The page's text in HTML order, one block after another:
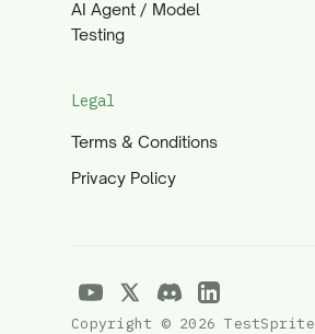
AI Agent / Model
Testing
Legal
Terms & Conditions
Privacy Policy
Copyright © 2026 TestSprite